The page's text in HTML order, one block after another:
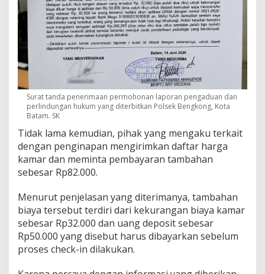
Surat tanda penerimaan permohonan laporan pengaduan dan
perlindungan hukum yang diterbitkan Polsek Bengkong, Kota
Batam. SK
Tidak lama kemudian, pihak yang mengaku terkait
dengan penginapan mengirimkan daftar harga
kamar dan meminta pembayaran tambahan
sebesar Rp82.000.
Menurut penjelasan yang diterimanya, tambahan
biaya tersebut terdiri dari kekurangan biaya kamar
sebesar Rp32.000 dan uang deposit sebesar
Rp50.000 yang disebut harus dibayarkan sebelum
proses check-in dilakukan.